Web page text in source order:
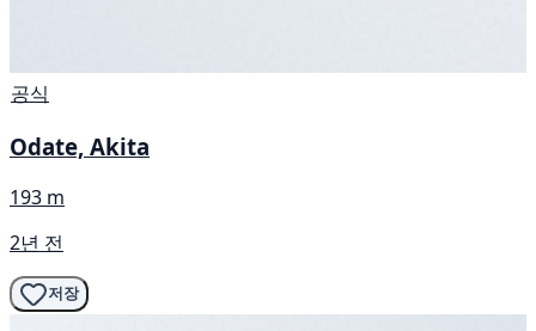
공식
Odate, Akita
193 m
2년 전
저장